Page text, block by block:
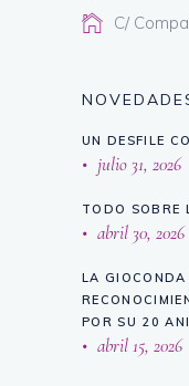
C/
UN DESFILE
julio 31, 2026
TODO SOBRE
abril 30, 2026
LA GIOCONDA
POR SU 20
abril 15, 2026